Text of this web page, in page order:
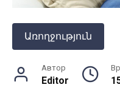
Առողջություն
Автор
Editor